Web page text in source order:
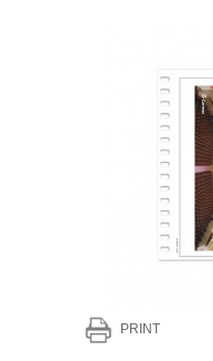
PRINT